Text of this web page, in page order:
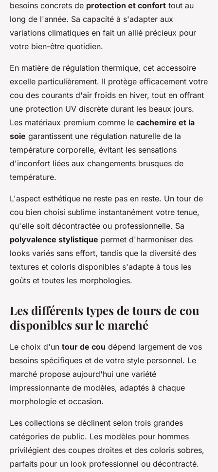
besoins concrets de protection et confort tout au
long de l'année. Sa capacité à s'adapter aux
variations climatiques en fait un allié précieux pour
votre bien-être quotidien.
En matière de régulation thermique, cet accessoire
excelle particulièrement. Il protège efficacement votre
cou des courants d'air froids en hiver, tout en offrant
une protection UV discrète durant les beaux jours.
Les matériaux premium comme le cachemire et la
soie garantissent une régulation naturelle de la
température corporelle, évitant les sensations
d'inconfort liées aux changements brusques de
température.
L'aspect esthétique ne reste pas en reste. Un tour de
cou bien choisi sublime instantanément votre tenue,
qu'elle soit décontractée ou professionnelle. Sa
polyvalence stylistique permet d'harmoniser des
looks variés sans effort, tandis que la diversité des
textures et coloris disponibles s'adapte à tous les
goûts et toutes les morphologies.
Les différents types de tours de cou
disponibles sur le marché
Le choix d'un tour de cou dépend largement de vos
besoins spécifiques et de votre style personnel. Le
marché propose aujourd'hui une variété
impressionnante de modèles, adaptés à chaque
morphologie et occasion.
Les collections se déclinent selon trois grandes
catégories de public. Les modèles pour hommes
privilégient des coupes droites et des coloris sobres,
parfaits pour un look professionnel ou décontracté.